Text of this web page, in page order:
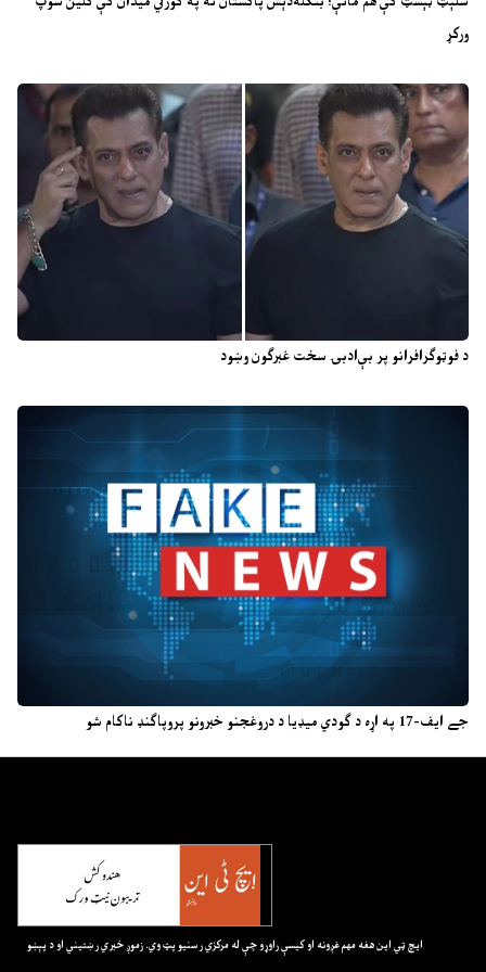
ورکړ
د فوټوګرافرانو پر بې‌ادبۍ سخت غبرګون وښود
جے ایف-17 په اړه د ګودي میډیا د دروغجنو خبرونو پروپاګنډ ناکام شو
ايچ ټي اين هغه مهم غږونه او کيسې راوړو چې له مرکزي رسنيو پټ وي. زموږ خبري رښتيني او د پېښو